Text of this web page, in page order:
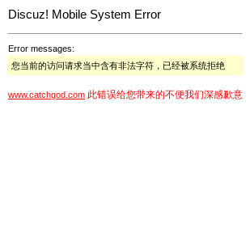
Discuz! Mobile System Error
Error messages:
您当前的访问请求当中含有非法字符，已经被系统拒绝
www.catchgod.com 此错误给您带来的不便我们深感歉意